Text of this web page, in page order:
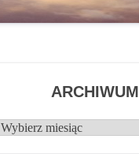
ARCHIWUM
Archiwum